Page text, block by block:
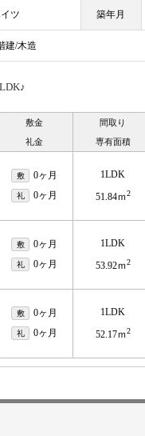
ツ 築年月
建/木造
敷金
礼金
間取り
専有面積
敷 0ヶ月
礼 0ヶ月
1LDK
51.84ｍ2
敷 0ヶ月
礼 0ヶ月
1LDK
53.92ｍ2
敷 0ヶ月
礼 0ヶ月
1LDK
52.17ｍ2